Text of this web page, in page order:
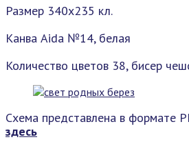
Размер 340х235 кл.
Канва Aida №14, белая
Количество цветов 38, бисер
Схема представлена в формате
здесь